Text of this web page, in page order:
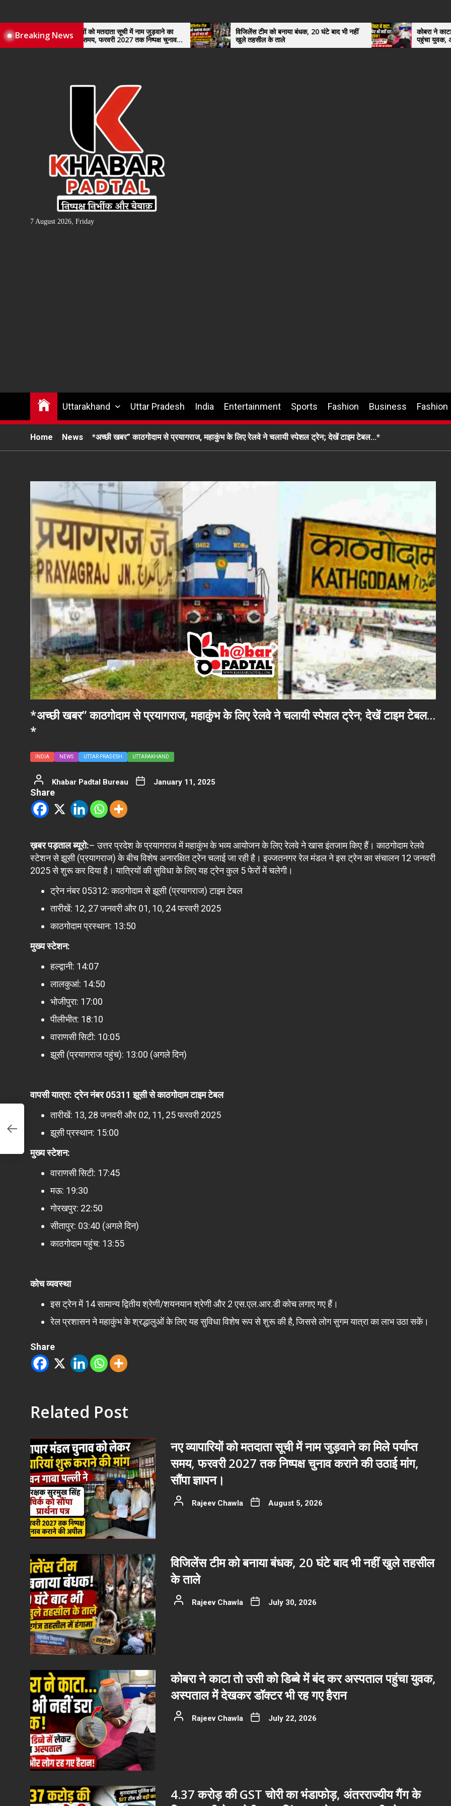
the
content
Breaking News
को मतदाता सूची में नाम जुड़वाने का
समय, फरवरी 2027 तक निष्पक्ष चुनाव
मांग, सौंपा ज्ञापन।
विजिलेंस टीम को बनाया बंधक, 20 घंटे बाद भी नहीं
खुले तहसील के ताले
कोबरा ने काटा तो उसी को डिब्बे में बंद कर
पहुंचा युवक, अस्पताल में देखकर डॉक्टर भी
हैरान
7 August 2026, Friday
Uttarakhand Uttar Pradesh India Entertainment Sports Fashion Business Fashion
Home News *अच्छी खबर” काठगोदाम से प्रयागराज, महाकुंभ के लिए रेलवे ने चलायी स्पेशल ट्रेन; देखें टाइम टेबल…*
*अच्छी खबर” काठगोदाम से प्रयागराज, महाकुंभ के लिए रेलवे ने चलायी स्पेशल ट्रेन; देखें टाइम टेबल…
*
INDIA NEWS UTTAR PRADESH UTTARAKHAND
Khabar Padtal Bureau January 11, 2025
Share
ख़बर पड़ताल ब्यूरो:– उत्तर प्रदेश के प्रयागराज में महाकुंभ के भव्य आयोजन के लिए रेलवे ने खास इंतजाम किए हैं। काठगोदाम रेलवे
स्टेशन से झूसी (प्रयागराज) के बीच विशेष अनारक्षित ट्रेन चलाई जा रही है। इज्जतनगर रेल मंडल ने इस ट्रेन का संचालन 12 जनवरी
2025 से शुरू कर दिया है। यात्रियों की सुविधा के लिए यह ट्रेन कुल 5 फेरों में चलेगी।
ट्रेन नंबर 05312: काठगोदाम से झूसी (प्रयागराज) टाइम टेबल
तारीखें: 12, 27 जनवरी और 01, 10, 24 फरवरी 2025
काठगोदाम प्रस्थान: 13:50
मुख्य स्टेशन:
हल्द्वानी: 14:07
लालकुआं: 14:50
भोजीपुरा: 17:00
पीलीभीत: 18:10
वाराणसी सिटी: 10:05
झूसी (प्रयागराज पहुंच): 13:00 (अगले दिन)
वापसी यात्रा: ट्रेन नंबर 05311 झूसी से काठगोदाम टाइम टेबल
तारीखें: 13, 28 जनवरी और 02, 11, 25 फरवरी 2025
झूसी प्रस्थान: 15:00
मुख्य स्टेशन:
वाराणसी सिटी: 17:45
मऊ: 19:30
गोरखपुर: 22:50
सीतापुर: 03:40 (अगले दिन)
काठगोदाम पहुंच: 13:55
कोच व्यवस्था
इस ट्रेन में 14 सामान्य द्वितीय श्रेणी/शयनयान श्रेणी और 2 एस.एल.आर.डी कोच लगाए गए हैं।
रेल प्रशासन ने महाकुंभ के श्रद्धालुओं के लिए यह सुविधा विशेष रूप से शुरू की है, जिससे लोग सुगम यात्रा का लाभ उठा सकें।
Share
Related Post
नए व्यापारियों को मतदाता सूची में नाम जुड़वाने का मिले पर्याप्त
समय, फरवरी 2027 तक निष्पक्ष चुनाव कराने की उठाई मांग,
सौंपा ज्ञापन।
Rajeev Chawla August 5, 2026
विजिलेंस टीम को बनाया बंधक, 20 घंटे बाद भी नहीं खुले तहसील
के ताले
Rajeev Chawla July 30, 2026
कोबरा ने काटा तो उसी को डिब्बे में बंद कर अस्पताल पहुंचा युवक,
अस्पताल में देखकर डॉक्टर भी रह गए हैरान
Rajeev Chawla July 22, 2026
4.37 करोड़ की GST चोरी का भंडाफोड़, अंतरराज्यीय गैंग के